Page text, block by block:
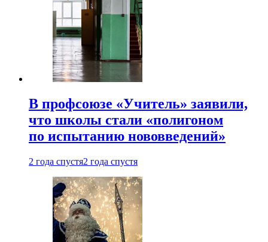
В профсоюзе «Учитель» заявили,
что школы стали «полигоном
по испытанию нововведений»
2 года спустя2 года спустя